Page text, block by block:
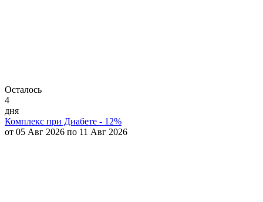
Осталось
4
дня
Комплекс при Диабете - 12%
от 05 Авг 2026 по 11 Авг 2026